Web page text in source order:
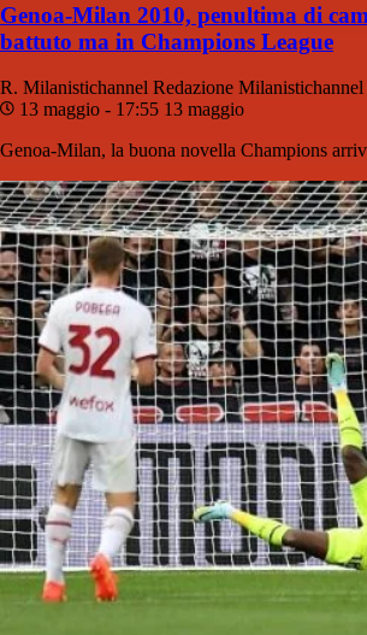
Genoa-Milan 2010, penultima di
battuto ma in Champions League
R. Milanistichannel Redazione Milanistichannel
13 maggio - 17:55 13 maggio
Genoa-Milan, la buona novella Champions